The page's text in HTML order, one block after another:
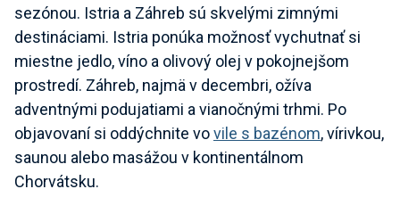
sezónou. Istria a Záhreb sú skvelými zimnými
destináciami. Istria ponúka možnosť vychutnať si
miestne jedlo, víno a olivový olej v pokojnejšom
prostredí. Záhreb, najmä v decembri, ožíva
adventnými podujatiami a vianočnými trhmi. Po
objavovaní si oddýchnite vovile s bazénom, vírivkou,
saunou alebo masážou v kontinentálnom
Chorvátsku.